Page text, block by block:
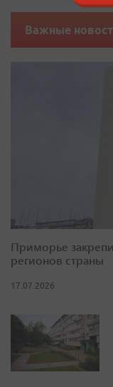
Важные
Приморье
регионов страны
17.07.2026